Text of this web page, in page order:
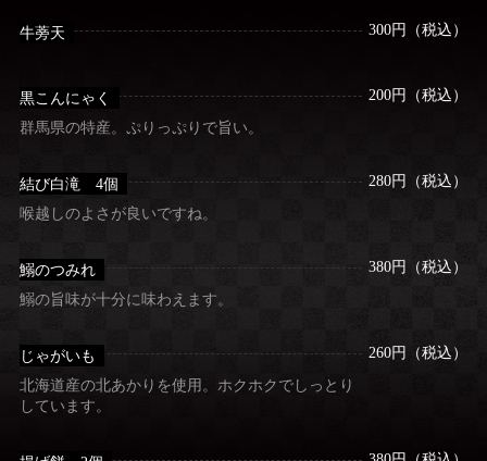
牛蒡天 300円（税込）
黒こんにゃく
群馬県の特産。ぷりっぷりで旨い。
200円（税込）
結び白滝 4個
喉越しのよさが良いですね。
280円（税込）
鰯のつみれ
鰯の旨味が十分に味わえます。
380円（税込）
じゃがいも
北海道産の北あかりを使用。ホクホクでしっとり
しています。
260円（税込）